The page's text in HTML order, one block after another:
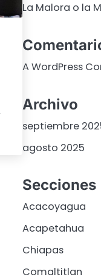
La Malora o la
A WordPress
Archivo
septiembre
agosto 2025
Secciones
Acacoyagua
Acapetahua
Chiapas
Comaltitlan